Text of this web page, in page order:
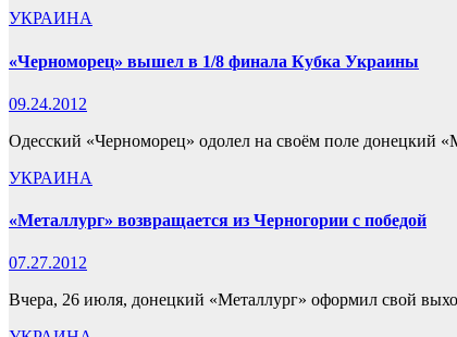
УКРАИНА
«Черноморец» вышел в 1/8 финала Кубка Украины
09.24.2012
Одесский «Черноморец» одолел на своём поле донецкий
УКРАИНА
«Металлург» возвращается из Черногории с победой
07.27.2012
Вчера, 26 июля, донецкий «Металлург» оформил свой